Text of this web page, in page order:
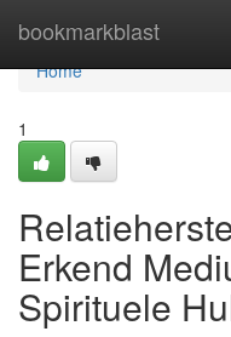
bookmarkblast
Home
Home
1
Erkend
Spirituele